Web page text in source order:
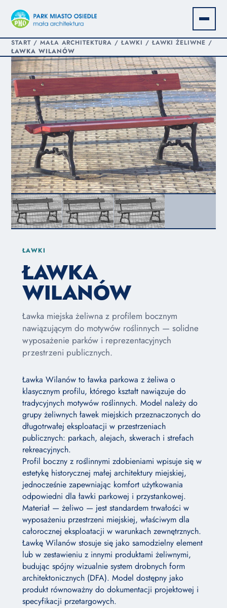
START/ MAŁA ARCHITEKTURA / ŁAWKI / ŁAWKI ŻELIWNE /
ŁAWKA WILANÓW
ŁAWKI
ŁAWKA
WILANÓW
Ławka miejska żeliwna z profilem bocznym
nawiązującym do motywów roślinnych — solidne
wyposażenie parków i reprezentacyjnych
przestrzeni publicznych.
Ławka Wilanów to ławka parkowa z żeliwa o
klasycznym profilu, którego kształt nawiązuje do
tradycyjnych motywów roślinnych. Model należy do
grupy żeliwnych ławek miejskich przeznaczonych do
długotrwałej eksploatacji w przestrzeniach
publicznych: parkach, alejach, skwerach i strefach
rekreacyjnych.
Profil boczny z roślinnymi zdobieniami wpisuje się w
estetykę historycznej małej architektury miejskiej,
jednocześnie zapewniając komfort użytkowania
odpowiedni dla ławki parkowej i przystankowej.
Materiał — żeliwo — jest standardem trwałości w
wyposażeniu przestrzeni miejskiej, właściwym dla
całorocznej eksploatacji w warunkach zewnętrznych.
Ławkę Wilanów stosuje się jako samodzielny element
lub w zestawieniu z innymi produktami żeliwnymi,
budując spójny wizualnie system drobnych form
architektonicznych (DFA). Model dostępny jako
produkt równoważny do dokumentacji projektowej i
specyfikacji przetargowych.